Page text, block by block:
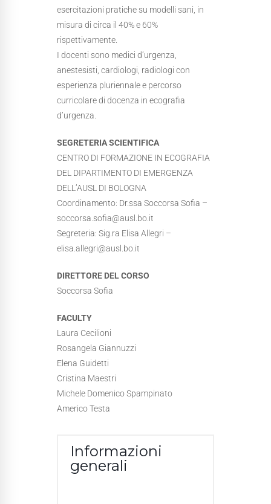
esercitazioni pratiche su modelli sani, in
misura di circa il 40% e 60%
rispettivamente.
I docenti sono medici d’urgenza,
anestesisti, cardiologi, radiologi con
esperienza pluriennale e percorso
curricolare di docenza in ecografia
d’urgenza.
SEGRETERIA SCIENTIFICA
CENTRO DI FORMAZIONE IN ECOGRAFIA
DEL DIPARTIMENTO DI EMERGENZA
DELL’AUSL DI BOLOGNA
Coordinamento: Dr.ssa Soccorsa Sofia –
soccorsa.sofia@ausl.bo.it
Segreteria: Sig.ra Elisa Allegri –
elisa.allegri@ausl.bo.it
DIRETTORE DEL CORSO
Soccorsa Sofia
FACULTY
Laura Cecilioni
Rosangela Giannuzzi
Elena Guidetti
Cristina Maestri
Michele Domenico Spampinato
Americo Testa
Informazioni
generali